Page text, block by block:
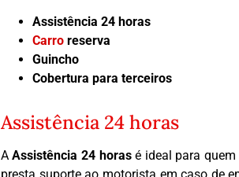
Assistência 24 horas
Carroreserva
Guincho
Cobertura para terceiros
Assistência 24 horas
AAssistência 24 horasé ideal para quem
presta suporte ao motorista em caso de